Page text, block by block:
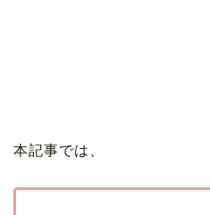
本記事では、